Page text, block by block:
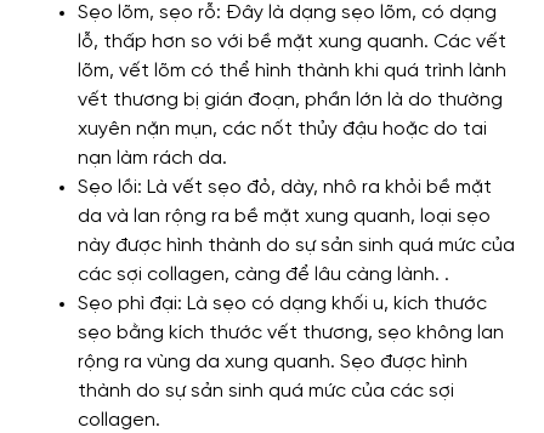
Sẹo lõm, sẹo rỗ: Đây là dạng sẹo lõm, có dạng
lỗ, thấp hơn so với bề mặt xung quanh. Các vết
lõm, vết lõm có thể hình thành khi quá trình lành
vết thương bị gián đoạn, phần lớn là do thường
xuyên nặn mụn, các nốt thủy đậu hoặc do tai
nạn làm rách da.
Sẹo lồi: Là vết sẹo đỏ, dày, nhô ra khỏi bề mặt
da và lan rộng ra bề mặt xung quanh, loại sẹo
này được hình thành do sự sản sinh quá mức của
các sợi collagen, càng để lâu càng lành. .
Sẹo phì đại: Là sẹo có dạng khối u, kích thước
sẹo bằng kích thước vết thương, sẹo không lan
rộng ra vùng da xung quanh. Sẹo được hình
thành do sự sản sinh quá mức của các sợi
collagen.